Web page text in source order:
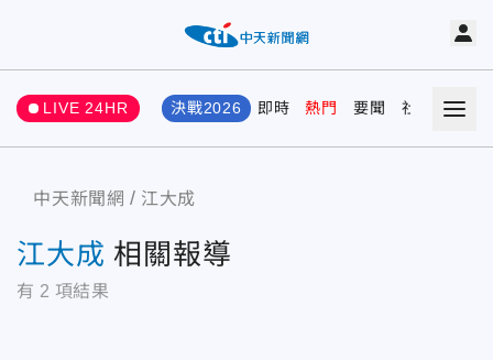
LIVE 24HR 決戰2026 即時 熱門 要聞 社會 娛樂
中天新聞網 江大成
江大成 相關報導
有 2 項結果